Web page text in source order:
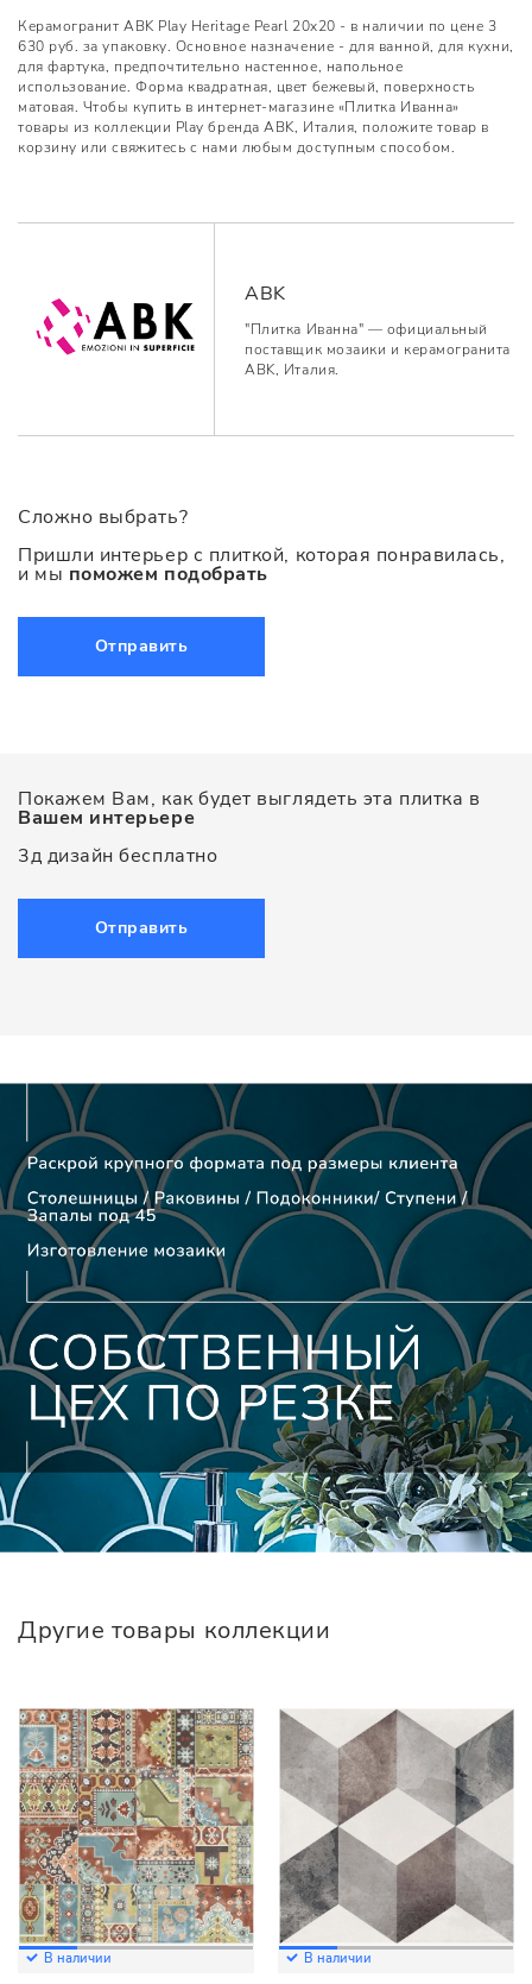
Керамогранит ABK Play Heritage Pearl 20x20 - в наличии по цене 3
630 руб. за упаковку. Основное назначение - для ванной, для кухни,
для фартука, предпочтительно настенное, напольное
использование. Форма квадратная, цвет бежевый, поверхность
матовая. Чтобы купить в интернет-магазине «Плитка Иванна»
товары из коллекции Play бренда ABK, Италия, положите товар в
корзину или свяжитесь с нами любым доступным способом.
ABK
"Плитка Иванна" — официальный
поставщик мозаики и керамогранита
ABK, Италия.
Сложно выбрать?
Пришли интерьер с плиткой, которая понравилась,
и мы поможем подобрать
Отправить
Покажем Вам, как будет выглядеть эта плитка в
Вашем интерьере
3д дизайн бесплатно
Отправить
Другие товары коллекции
В наличии В наличии